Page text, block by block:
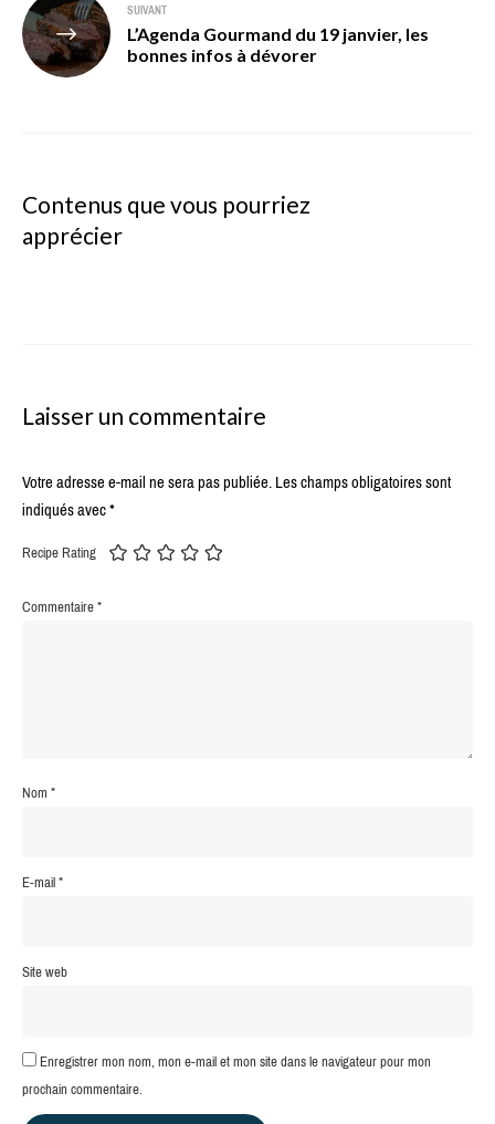
SUIVANT
L’Agenda Gourmand du 19 janvier, les
bonnes infos à dévorer
Contenus que vous pourriez
apprécier
Laisser un commentaire
Votre adresse e-mail ne sera pas publiée.Les champs obligatoires sont
indiqués avec*
Recipe Rating
Commentaire*
Nom*
E-mail*
Site web
Enregistrer mon nom, mon e-mail et mon site dans le navigateur pour mon
prochain commentaire.